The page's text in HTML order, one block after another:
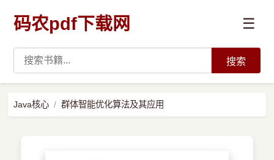
码农pdf下载网 ☰
搜索
Java核心 群体智能优化算法及其应用